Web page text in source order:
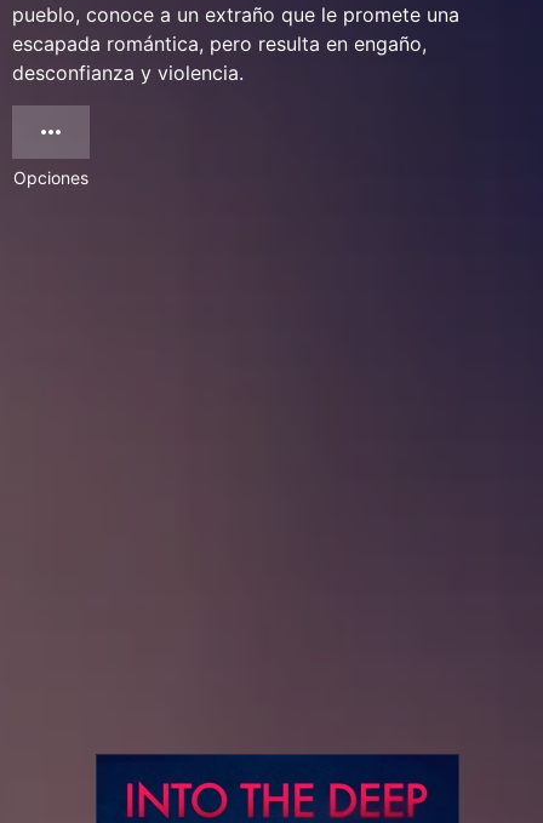
pueblo, conoce a un extraño que le promete una
escapada romántica, pero resulta en engaño,
desconfianza y violencia.
Opciones